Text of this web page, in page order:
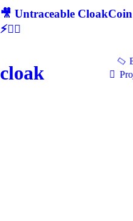
🎥 Untraceable
⚡🕵‍♂
cloak